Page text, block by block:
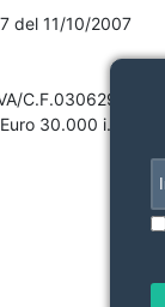
del 11/10/2007
C.F.03062910132
30.000 i.v.